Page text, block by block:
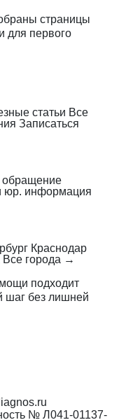
страницы
для первого
статьи Все
Записаться
обращение
юр. информация
Краснодар
Все города →
подходит
шаг без лишней
№ Л041-01137-